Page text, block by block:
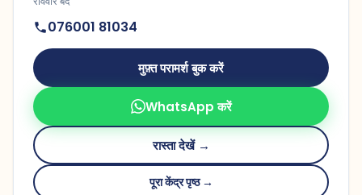
076001 81034
मुफ़्त परामर्श बुक करें
WhatsApp करें
रास्ता देखें →
पूरा केंद्र पृष्ठ →